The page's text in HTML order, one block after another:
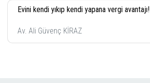
Evini kendi yıkıp kendi yapana vergi avantajı!
Av. Ali Güvenç KİRAZ